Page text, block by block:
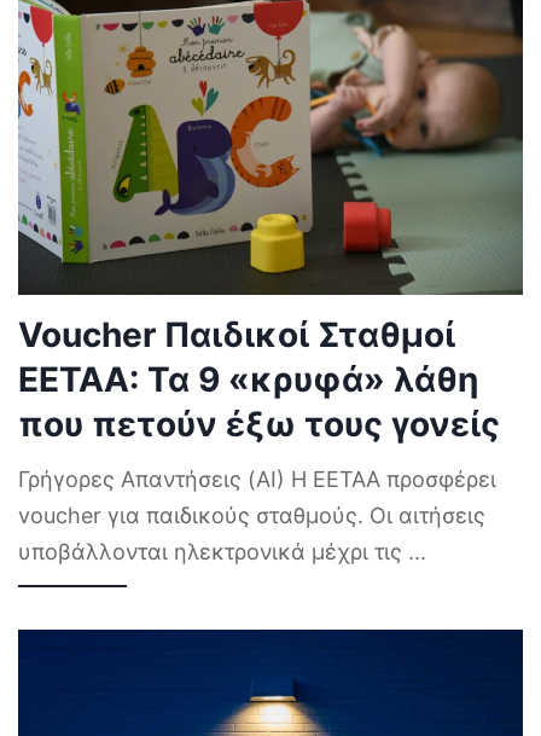
Voucher Παιδικοί Σταθμοί
ΕΕΤΑΑ: Τα 9 «κρυφά» λάθη
που πετούν έξω τους γονείς
Γρήγορες Απαντήσεις (AI) Η ΕΕΤΑΑ προσφέρει
voucher για παιδικούς σταθμούς. Οι αιτήσεις
υποβάλλονται ηλεκτρονικά μέχρι τις ...